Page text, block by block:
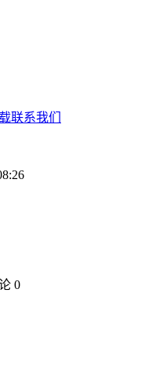
联系我们
0